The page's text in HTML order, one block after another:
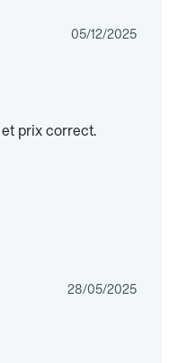
05/12/2025
prix correct.
28/05/2025